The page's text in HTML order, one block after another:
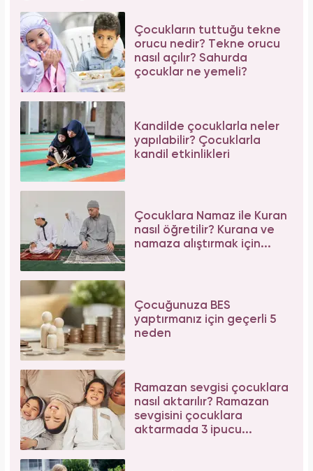
Çocukların tuttuğu tekne
orucu nedir? Tekne orucu
nasıl açılır? Sahurda
çocuklar ne yemeli?
Kandilde çocuklarla neler
yapılabilir? Çocuklarla
kandil etkinlikleri
Çocuklara Namaz ile Kuran
nasıl öğretilir? Kurana ve
namaza alıştırmak için...
Çocuğunuza BES
yaptırmanız için geçerli 5
neden
Ramazan sevgisi çocuklara
nasıl aktarılır? Ramazan
sevgisini çocuklara
aktarmada 3 ipucu...